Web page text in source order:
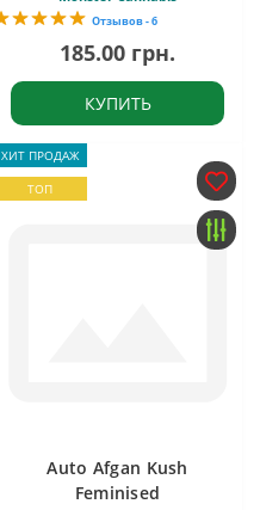
Отзывов - 6
185.00 грн.
КУПИТЬ
ХИТ ПРОДАЖ
ТОП
Auto Afgan Kush
Feminised